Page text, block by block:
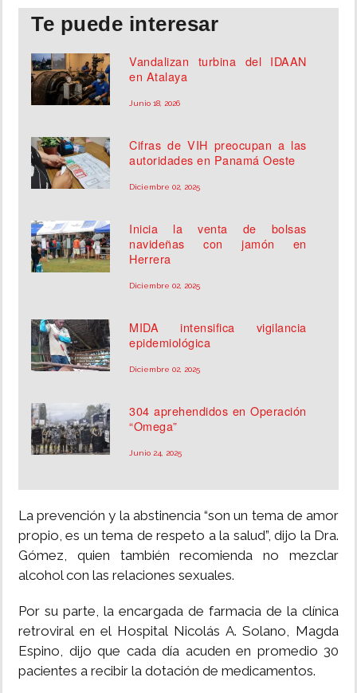
Te puede interesar
Vandalizan turbina del IDAAN
en Atalaya
Junio 18, 2026
Cifras de VIH preocupan a las
autoridades en Panamá Oeste
Diciembre 02, 2025
Inicia la venta de bolsas
navideñas con jamón en
Herrera
Diciembre 02, 2025
MIDA intensifica vigilancia
epidemiológica
Diciembre 02, 2025
304 aprehendidos en Operación
“Omega”
Junio 24, 2025
La prevención y la abstinencia “son un tema de amor
propio, es un tema de respeto a la salud”, dijo la Dra.
Gómez, quien también recomienda no mezclar
alcohol con las relaciones sexuales.
Por su parte, la encargada de farmacia de la clínica
retroviral en el Hospital Nicolás A. Solano, Magda
Espino, dijo que cada día acuden en promedio 30
pacientes a recibir la dotación de medicamentos.